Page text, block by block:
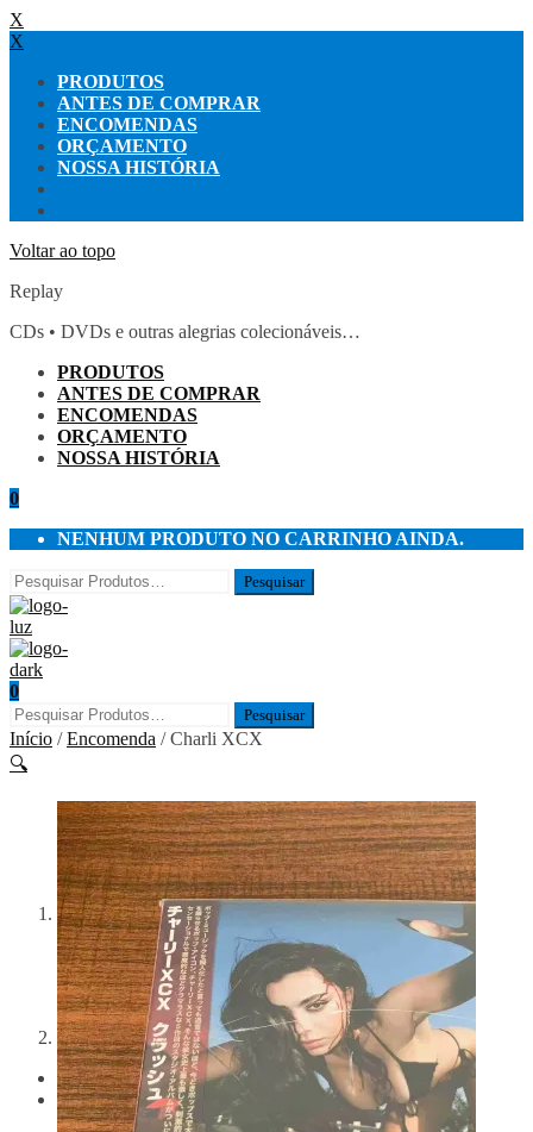
X
X
PRODUTOS
ANTES DE COMPRAR
ENCOMENDAS
ORÇAMENTO
NOSSA HISTÓRIA
Voltar ao topo
Replay
CDs • DVDs e outras alegrias colecionáveis…
PRODUTOS
ANTES DE COMPRAR
ENCOMENDAS
ORÇAMENTO
NOSSA HISTÓRIA
0
NENHUM PRODUTO NO CARRINHO AINDA.
0
Início /Encomenda / Charli XCX
🔍
Previous
Next